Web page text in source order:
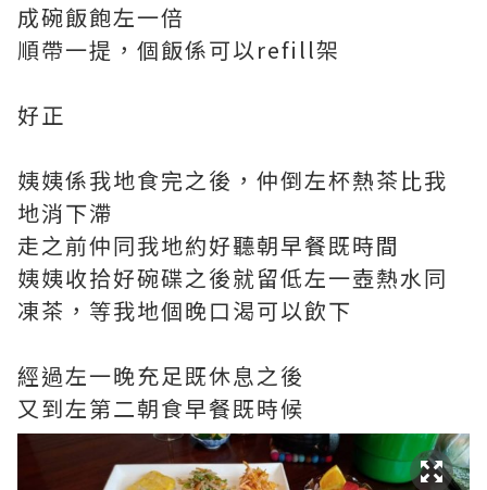
成碗飯飽左一倍
順帶一提，個飯係可以refill架
好正
姨姨係我地食完之後，仲倒左杯熱茶比我
地消下滯
走之前仲同我地約好聽朝早餐既時間
姨姨收拾好碗碟之後就留低左一壺熱水同
凍茶，等我地個晚口渴可以飲下
經過左一晚充足既休息之後
又到左第二朝食早餐既時候